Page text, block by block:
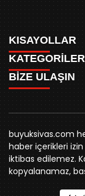
KISAYOLLAR
ANASAYFA
AKSU CANLI
MEYDAN CANLI
MEDRESELER CANLI
MERAKÜM CANLI
YUKARI TEKKE
KURUMSAL KİMLİK
REKLAM FİYATLARI
BİZE ULAŞIN
KÜNYE
KATEGORİLER
WHATSAPP
SPOR
SİYASET
BELEDİYE
SİVAS VALİLİĞİ
ÜNİVERSİTE
KURUMLAR
STK
YORUM
BİZE ULAŞIN
0346 221 00
Örtülüpınar
Sivas
buyuksivas.com
haber içerikleri
iktibas edilemez.
kopyalanamaz,